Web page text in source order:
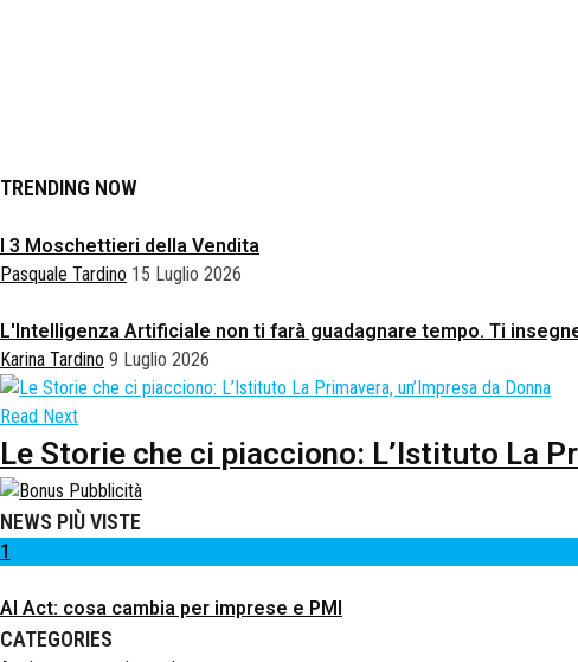
TRENDING NOW
I 3 Moschettieri della Vendita
Pasquale Tardino 15 Luglio 2026
L'Intelligenza Artificiale non ti farà guadagnare tempo. Ti
Karina Tardino 9 Luglio 2026
Read Next
Le Storie che ci piacciono: L’Istituto La
NEWS PIÙ VISTE
1
AI Act: cosa cambia per imprese e PMI
CATEGORIES